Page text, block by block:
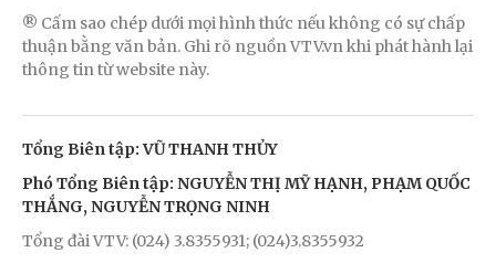
® Cấm sao chép dưới mọi hình thức nếu không có sự chấp
thuận bằng văn bản. Ghi rõ nguồn VTV.vn khi phát hành lại
thông tin từ website này.
Tổng Biên tập: VŨ THANH THỦY
Phó Tổng Biên tập: NGUYỄN THỊ MỸ HẠNH, PHẠM QUỐC
THẮNG, NGUYỄN TRỌNG NINH
Tổng đài VTV: (024) 3.8355931; (024)3.8355932